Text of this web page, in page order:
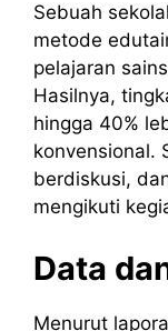
Sebuah
metode
pelajaran
Hasilnya,
hingga 40%
konvensional.
berdiskusi,
mengikuti
Data
Menurut